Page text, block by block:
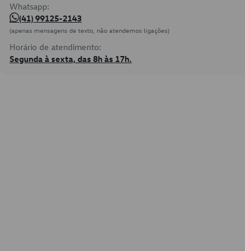
Whatsapp:
(41) 99125-2143
(apenas mensagens de texto, não atendemos ligações)
Horário de atendimento:
Segunda à sexta, das 8h às 17h.